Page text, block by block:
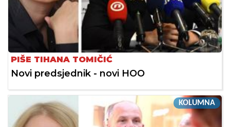
PIŠE TIHANA TOMIČIĆ
Novi predsjednik - novi HOO
KOLUMNA